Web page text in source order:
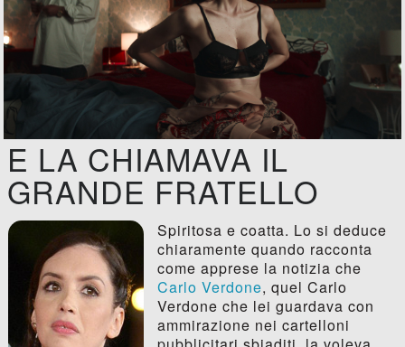
E LA CHIAMAVA IL
GRANDE FRATELLO
Spiritosa e coatta. Lo si deduce
chiaramente quando racconta
come apprese la notizia che
Carlo Verdone, quel Carlo
Verdone che lei guardava con
ammirazione nei cartelloni